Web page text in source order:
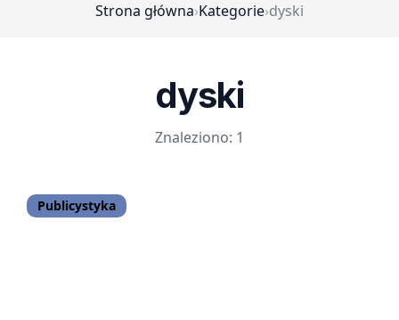
Strona główna›Kategorie›dyski
dyski
Znaleziono: 1
Publicystyka